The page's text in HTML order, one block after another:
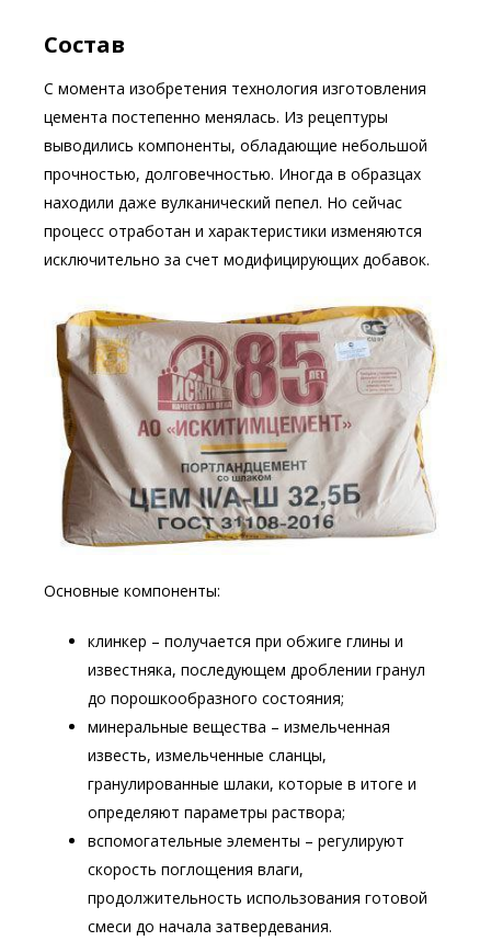
Состав
С момента изобретения технология изготовления
цемента постепенно менялась. Из рецептуры
выводились компоненты, обладающие небольшой
прочностью, долговечностью. Иногда в образцах
находили даже вулканический пепел. Но сейчас
процесс отработан и характеристики изменяются
исключительно за счет модифицирующих добавок.
Основные компоненты:
клинкер – получается при обжиге глины и
известняка, последующем дроблении гранул
до порошкообразного состояния;
минеральные вещества – измельченная
известь, измельченные сланцы,
гранулированные шлаки, которые в итоге и
определяют параметры раствора;
вспомогательные элементы – регулируют
скорость поглощения влаги,
продолжительность использования готовой
смеси до начала затвердевания.